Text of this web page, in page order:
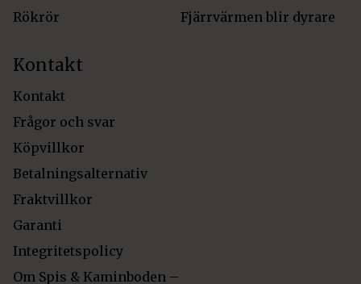
Rökrör
Fjärrvärmen blir dyrare
Kontakt
Kontakt
Frågor och svar
Köpvillkor
Betalningsalternativ
Fraktvillkor
Garanti
Integritetspolicy
Om Spis & Kaminboden –